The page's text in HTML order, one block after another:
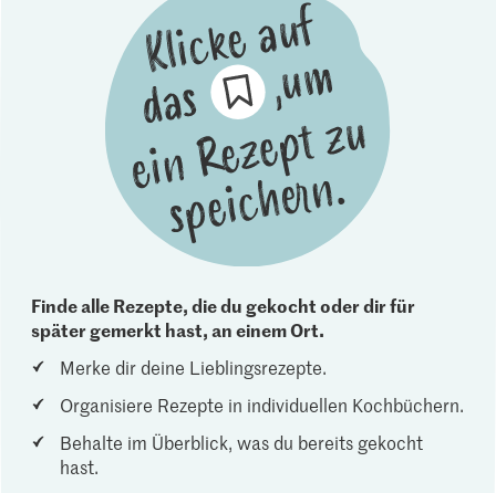
Finde alle Rezepte, die du gekocht oder dir für
später gemerkt hast, an einem Ort.
Merke dir deine Lieblingsrezepte.
Organisiere Rezepte in individuellen Kochbüchern.
Behalte im Überblick, was du bereits gekocht
hast.